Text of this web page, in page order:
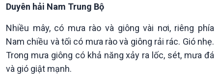
Xã hội
Duyên hải Nam Trung Bộ
Nhiều mây, có mưa rào và giông vài nơi, riêng phía
Nam chiều và tối có mưa rào và giông rải rác. Gió nhẹ.
Trong mưa giông có khả năng xảy ra lốc, sét, mưa đá
và gió giật mạnh.